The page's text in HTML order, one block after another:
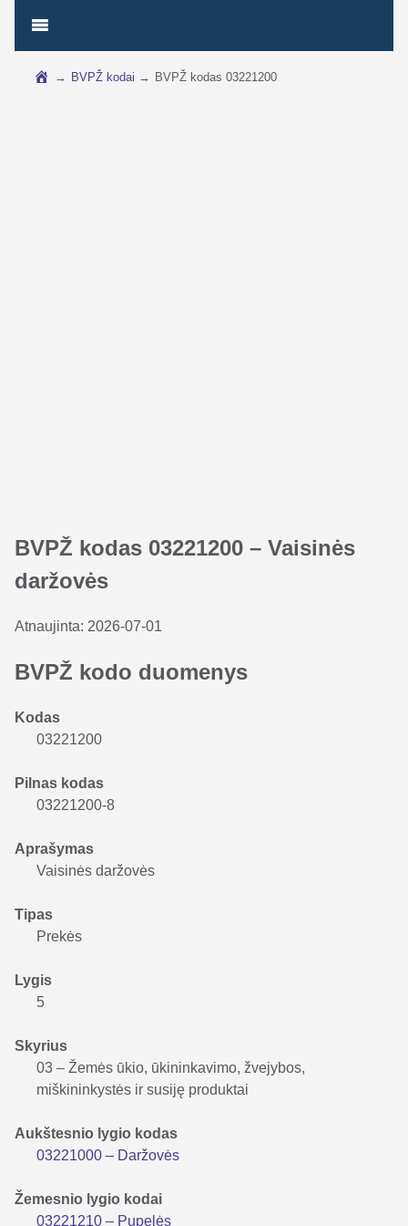
→ BVPŽ kodai → BVPŽ kodas 03221200
BVPŽ kodas 03221200 – Vaisinės
daržovės
Atnaujinta: 2026-07-01
BVPŽ kodo duomenys
Kodas
03221200
Pilnas kodas
03221200-8
Aprašymas
Vaisinės daržovės
Tipas
Prekės
Lygis
5
Skyrius
03 – Žemės ūkio, ūkininkavimo, žvejybos,
miškininkystės ir susiję produktai
Aukštesnio lygio kodas
03221000 – Daržovės
Žemesnio lygio kodai
03221210 – Pupelės